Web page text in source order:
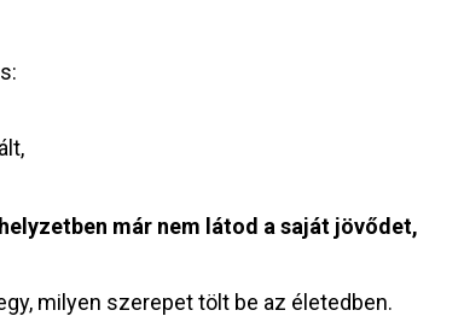
már nem látod a saját jövődet,
milyen szerepet tölt be az életedben.